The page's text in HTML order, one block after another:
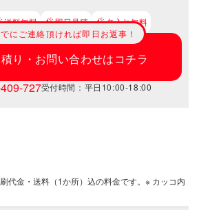
送料無料 即日見積 名入れ無料
り・お問い合わせはコチラ
にご連絡頂ければ即日お返事！
727受付時間：平日10:00-18:00
代金・送料（1か所）込の料金です。※ カッコ内